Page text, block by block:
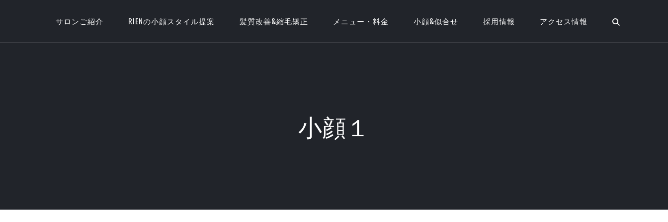
サロンご紹介 RIENの小顔スタイル提案 髪質改善&縮毛矯正 メニュー・料金 小顔&似合せ 採用情報 アクセス情報
小顔１